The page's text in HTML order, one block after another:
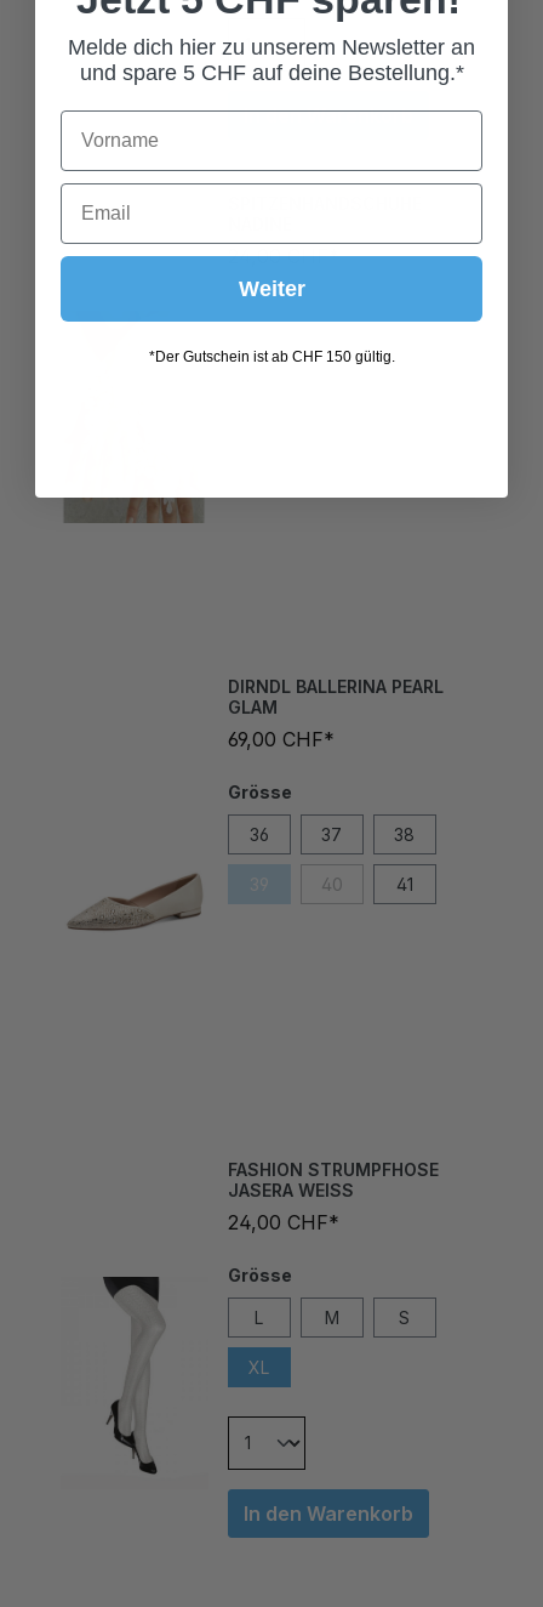
SPITZENHANDSCHUHE
GLAM
69,00 CHF*
39 40 41
JASERA WEISS
24,00 CHF*
XL
In den Warenkorb
Melde dich hier zu unserem Newsletter an
und spare 5 CHF auf deine Bestellung.*
Weiter
*Der Gutschein ist ab CHF 150 gültig.